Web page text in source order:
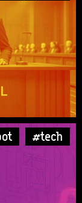
#tech